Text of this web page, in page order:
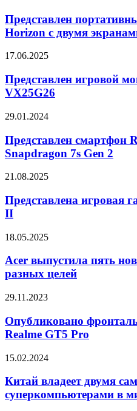
монитор
Jsaux
FlipGo
с
экранами
Представлен
Horizon с двумя
Представлен
монитор
ViewSonic
VX25G26
17.06.2025
Представлен игровой
VX25G26
Представлен
Realme
12
Pro+
чипом
7s
29.01.2024
Представлен смартфон
Snapdragon 7s Gen 2
Представлена
гарнитура
Sony
Inzone
II
21.08.2025
Представлена игровая
II
Acer
пять
мониторов
разных
18.05.2025
Acer выпустила пять
разных целей
Опубликовано
фото
смартфона
Realme
Pro
29.11.2023
Опубликовано
Realme GT5 Pro
Китай
двумя
мощными
15.02.2024
Китай владеет двумя
суперкомпьютерами в